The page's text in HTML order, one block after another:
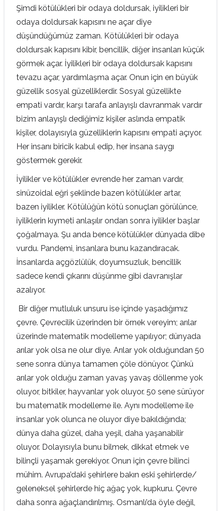
Şimdi kötülükleri bir odaya doldursak, iyilikleri bir
odaya doldursak kapısını ne açar diye
düşündüğümüz zaman. Kötülükleri bir odaya
doldursak kapısını kibir, bencillik, diğer insanları küçük
görmek açar. İyilikleri bir odaya doldursak kapısını
tevazu açar, yardımlaşma açar. Onun için en büyük
güzellik sosyal güzelliklerdir. Sosyal güzellikte
empati vardır, karşı tarafa anlayışlı davranmak vardır
bizim anlayışlı dediğimiz kişiler aslında empatik
kişiler, dolayısıyla güzelliklerin kapısını empati açıyor.
Her insanı biricik kabul edip, her insana saygı
göstermek gerekir.
İyilikler ve kötülükler evrende her zaman vardır,
sinüzoidal eğri şeklinde bazen kötülükler artar,
bazen iyilikler. Kötülüğün kötü sonuçları görülünce,
iyiliklerin kıymeti anlaşılır ondan sonra iyilikler başlar
çoğalmaya. Şu anda bence kötülükler dünyada dibe
vurdu. Pandemi, insanlara bunu kazandıracak.
İnsanlarda açgözlülük, doyumsuzluk, bencillik
sadece kendi çıkarını düşünme gibi davranışlar
azalıyor.
Bir diğer mutluluk unsuru ise içinde yaşadığımız
çevre. Çevrecilik üzerinden bir örnek vereyim; arılar
üzerinde matematik modelleme yapılıyor; dünyada
arılar yok olsa ne olur diye. Arılar yok olduğundan 50
sene sonra dünya tamamen çöle dönüyor. Çünkü
arılar yok olduğu zaman yavaş yavaş döllenme yok
oluyor, bitkiler, hayvanlar yok oluyor. 50 sene sürüyor
bu matematik modelleme ile. Aynı modelleme ile
insanlar yok olunca ne oluyor diye bakıldığında;
dünya daha güzel, daha yeşil, daha yaşanabilir
oluyor. Dolayısıyla bunu bilmek, dikkat etmek ve
bilinçli yaşamak gerekiyor. Onun için çevre bilinci
mühim. Avrupa’daki şehirlere bakın eski şehirlerde/
geleneksel şehirlerde hiç ağaç yok, kupkuru. Çevre
daha sonra ağaçlandırılmış. Osmanlı’da öyle değil,